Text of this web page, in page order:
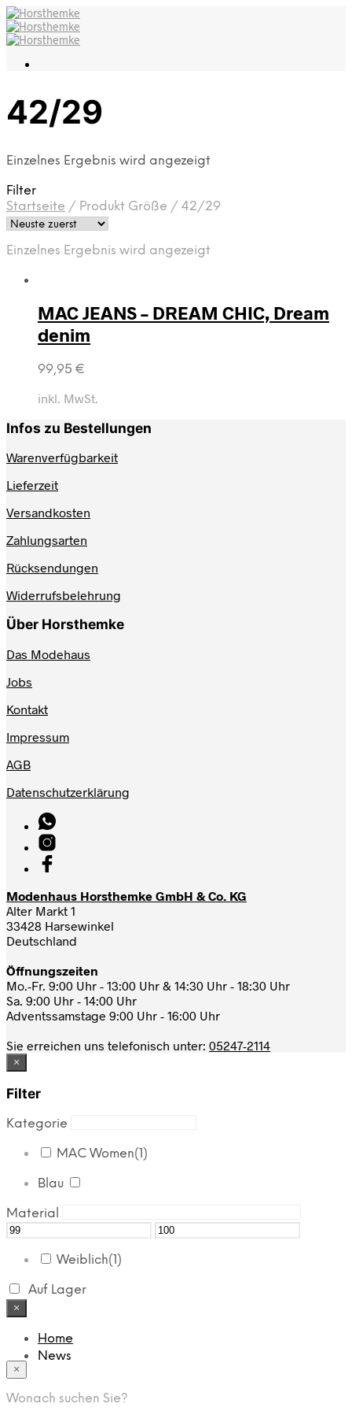
42/29
Einzelnes Ergebnis wird angezeigt
Filter
Startseite / Produkt Größe / 42/29
Einzelnes Ergebnis wird angezeigt
MAC JEANS – DREAM CHIC, Dream
denim
99,95 €
inkl. MwSt.
Infos zu Bestellungen
Warenverfügbarkeit
Lieferzeit
Versandkosten
Zahlungsarten
Rücksendungen
Widerrufsbelehrung
Über Horsthemke
Das Modehaus
Jobs
Kontakt
Impressum
AGB
Datenschutzerklärung
Modenhaus Horsthemke GmbH & Co. KG
Alter Markt 1
33428 Harsewinkel
Deutschland
Öffnungszeiten
Mo.-Fr. 9:00 Uhr - 13:00 Uhr & 14:30 Uhr - 18:30 Uhr
Sa. 9:00 Uhr - 14:00 Uhr
Adventssamstage 9:00 Uhr - 16:00 Uhr
Sie erreichen uns telefonisch unter: 05247-2114
×
Filter
Kategorie
MAC Women(1)
Blau
Material
Weiblich(1)
Auf Lager
×
Home
News
App
FAQ
×
Wonach suchen Sie?